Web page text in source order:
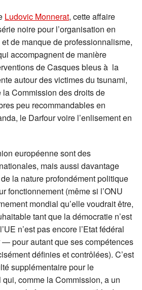
Ludovic Monnerat, cette affaire
noire pour l’organisation en
et de manque de professionnalisme,
accompagnent de manière
de Casques bleus à la
autour des victimes du tsunami,
Commission des droits de
peu recommandables en
le Darfour voire l’enlisement en
européenne sont des
mais aussi davantage
la nature profondément politique
fonctionnement (même si l’ONU
mondial qu’elle voudrait être,
tant que la démocratie n’est
n’est pas encore l’Etat fédéral
— pour autant que ses compétences
définies et contrôlées). C’est
supplémentaire pour le
comme la Commission, a un